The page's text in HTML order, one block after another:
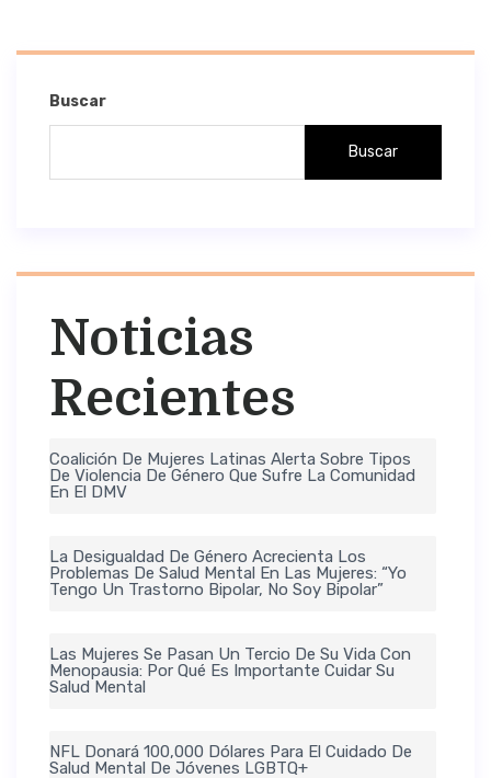
Buscar
Buscar
Noticias
Recientes
Coalición De Mujeres Latinas Alerta Sobre Tipos
De Violencia De Género Que Sufre La Comunidad
En El DMV
La Desigualdad De Género Acrecienta Los
Problemas De Salud Mental En Las Mujeres: “Yo
Tengo Un Trastorno Bipolar, No Soy Bipolar”
Las Mujeres Se Pasan Un Tercio De Su Vida Con
Menopausia: Por Qué Es Importante Cuidar Su
Salud Mental
NFL Donará 100,000 Dólares Para El Cuidado De
Salud Mental De Jóvenes LGBTQ+